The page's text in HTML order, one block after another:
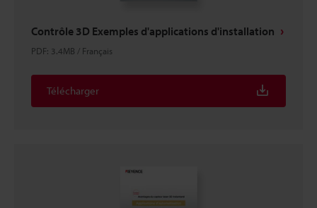
Contrôle 3D Exemples d'applications d'installation
PDF: 3.4MB / Français
Télécharger